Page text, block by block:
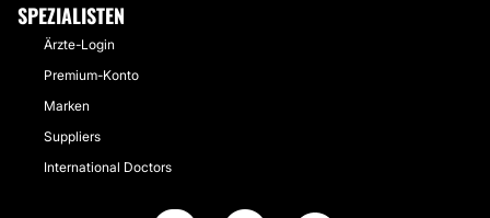
SPEZIALISTEN
Ärzte-Login
Premium-Konto
Marken
Suppliers
International Doctors